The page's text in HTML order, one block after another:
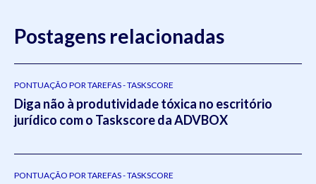
Postagens relacionadas
PONTUAÇÃO POR TAREFAS - TASKSCORE
Diga não à produtividade tóxica no escritório
jurídico com o Taskscore da ADVBOX
PONTUAÇÃO POR TAREFAS - TASKSCORE